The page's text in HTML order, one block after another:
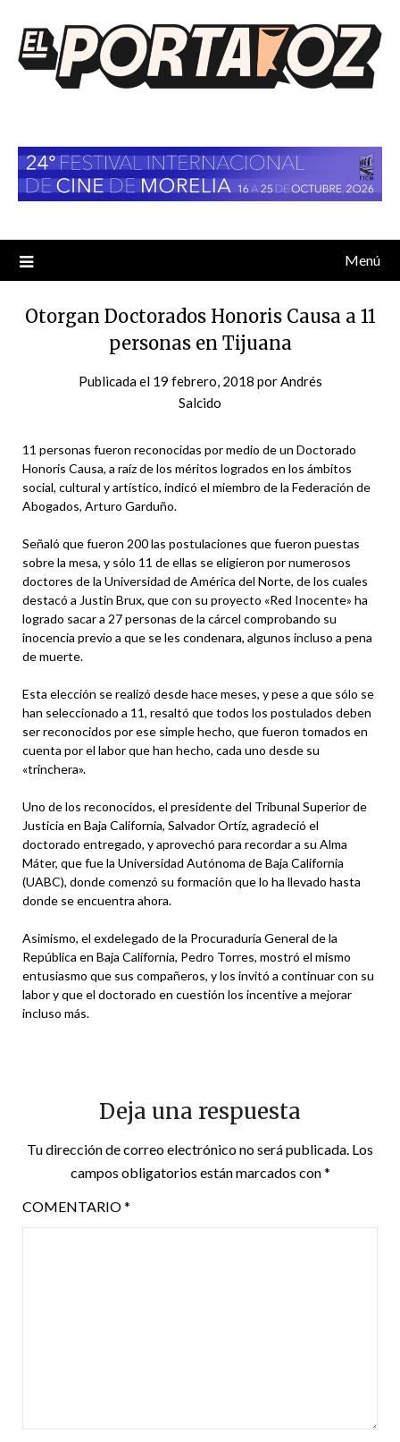
contenido
Menú
Otorgan Doctorados Honoris Causa a 11
personas en Tijuana
Publicada el 19 febrero, 2018 porAndrés
Salcido
11 personas fueron reconocidas por medio de un Doctorado
Honoris Causa, a raíz de los méritos logrados en los ámbitos
social, cultural y artístico, indicó el miembro de la Federación de
Abogados, Arturo Garduño.
Señaló que fueron 200 las postulaciones que fueron puestas
sobre la mesa, y sólo 11 de ellas se eligieron por numerosos
doctores de la Universidad de América del Norte, de los cuales
destacó a Justin Brux, que con su proyecto «Red Inocente» ha
logrado sacar a 27 personas de la cárcel comprobando su
inocencia previo a que se les condenara, algunos incluso a pena
de muerte.
Esta elección se realizó desde hace meses, y pese a que sólo se
han seleccionado a 11, resaltó que todos los postulados deben
ser reconocidos por ese simple hecho, que fueron tomados en
cuenta por el labor que han hecho, cada uno desde su
«trinchera».
Uno de los reconocidos, el presidente del Tribunal Superior de
Justicia en Baja California, Salvador Ortíz, agradeció el
doctorado entregado, y aprovechó para recordar a su Alma
Máter, que fue la Universidad Autónoma de Baja California
(UABC), donde comenzó su formación que lo ha llevado hasta
donde se encuentra ahora.
Asimismo, el exdelegado de la Procuraduría General de la
República en Baja California, Pedro Torres, mostró el mismo
entusiasmo que sus compañeros, y los invitó a continuar con su
labor y que el doctorado en cuestión los incentive a mejorar
incluso más.
Deja una respuesta
Tu dirección de correo electrónico no será publicada. Los
campos obligatorios están marcados con*
COMENTARIO*